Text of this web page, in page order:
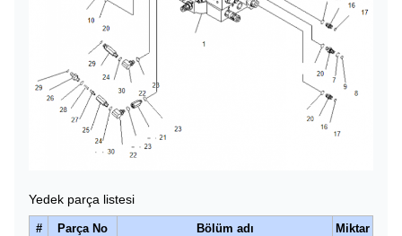
Yedek parça listesi
# Parça No Bölüm adı
Miktar